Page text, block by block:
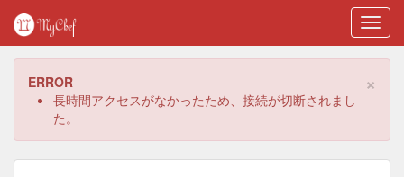
×
ERROR
長時間アクセスがなかったため、接続が切断されまし
た。